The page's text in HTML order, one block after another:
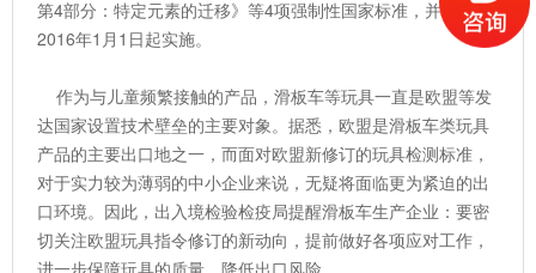
第4部分：特定元素的迁移》等4项强制性国家标准，并计划于
2016年1月1日起实施。
作为与儿童频繁接触的产品，滑板车等玩具一直是欧盟等发
达国家设置技术壁垒的主要对象。据悉，欧盟是滑板车类玩具
产品的主要出口地之一，而面对欧盟新修订的玩具检测标准，
对于实力较为薄弱的中小企业来说，无疑将面临更为紧迫的出
口环境。因此，出入境检验检疫局提醒滑板车生产企业：要密
切关注欧盟玩具指令修订的新动向，提前做好各项应对工作，
进一步保障玩具的质量，降低出口风险。